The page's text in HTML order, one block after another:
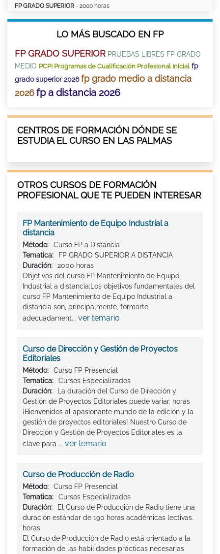
FP GRADO SUPERIOR - 2000 horas
LO MÁS BUSCADO EN FP
FP GRADO SUPERIOR PRUEBAS LIBRES FP GRADO
MEDIO PCPI Programas de Cualificación Profesional Inicial fp
grado superior 2026 fp grado medio a distancia
2026fp a distancia 2026
CENTROS DE FORMACIÓN DÓNDE SE
ESTUDIA EL CURSO EN LAS PALMAS
OTROS CURSOS DE FORMACIÓN
PROFESIONAL QUE TE PUEDEN INTERESAR
FP Mantenimiento de Equipo Industrial a
distancia
Método:
Curso FP a Distancia
Tematica:
FP GRADO SUPERIOR A DISTANCIA
Duración:
2000 horas
Objetivos del curso FP Mantenimiento de Equipo
Industrial a distancia:Los objetivos fundamentales del
curso FP Mantenimiento de Equipo Industrial a
distancia son, principalmente, formarte
adecuadament... ver temario
Curso de Dirección y Gestión de Proyectos
Editoriales
Método:
Curso FP Presencial
Tematica:
Cursos Especializados
Duración:
La duración del Curso de Dirección y
Gestión de Proyectos Editoriales puede variar. horas
¡Bienvenidos al apasionante mundo de la edición y la
gestión de proyectos editoriales! Nuestro Curso de
Dirección y Gestión de Proyectos Editoriales es la
clave para ... ver temario
Curso de Producción de Radio
Método:
Curso FP Presencial
Tematica:
Cursos Especializados
Duración:
El Curso de Producción de Radio tiene una
duración estándar de 190 horas académicas lectivas.
horas
El Curso de Producción de Radio está orientado a la
formación de las habilidades prácticas necesarias